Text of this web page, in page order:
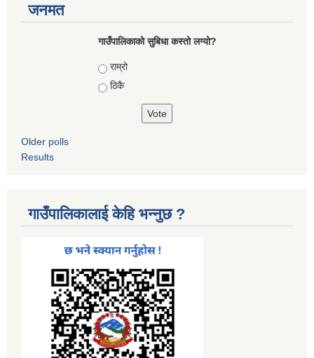
जनमत
गाउँपालिकाको सुबिधा कस्तो लग्यो?
Choices
राम्रो
ठिकै
Older polls
Results
गाउँपालिकालाई केहि भन्नुछ ?